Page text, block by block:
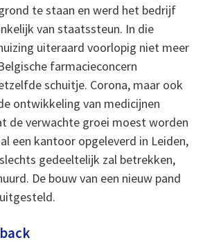
te staan en werd het bedrijf
van staatssteun. In die
uiteraard voorlopig niet meer
farmacieconcern
schuitje. Corona, maar ook
ontwikkeling van medicijnen
de verwachte groei moest worden
een kantoor opgeleverd in Leiden,
gedeeltelijk zal betrekken,
De bouw van een nieuw pand